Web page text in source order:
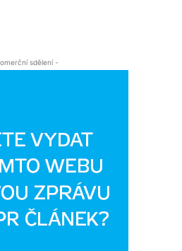
sdělení -